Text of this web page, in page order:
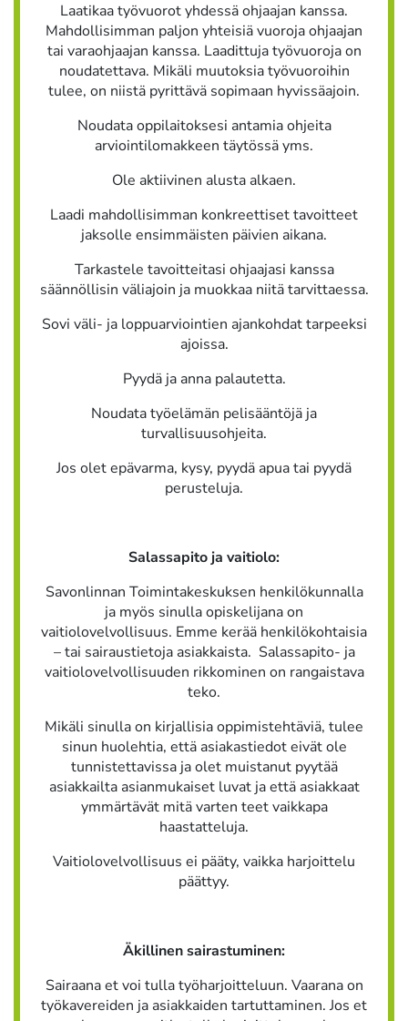
Laatikaa työvuorot yhdessä ohjaajan kanssa.
Mahdollisimman paljon yhteisiä vuoroja ohjaajan
tai varaohjaajan kanssa. Laadittuja työvuoroja on
noudatettava. Mikäli muutoksia työvuoroihin
tulee, on niistä pyrittävä sopimaan hyvissäajoin.
Noudata oppilaitoksesi antamia ohjeita
arviointilomakkeen täytössä yms.
Ole aktiivinen alusta alkaen.
Laadi mahdollisimman konkreettiset tavoitteet
jaksolle ensimmäisten päivien aikana.
Tarkastele tavoitteitasi ohjaajasi kanssa
säännöllisin väliajoin ja muokkaa niitä tarvittaessa.
Sovi väli- ja loppuarviointien ajankohdat tarpeeksi
ajoissa.
Pyydä ja anna palautetta.
Noudata työelämän pelisääntöjä ja
turvallisuusohjeita.
Jos olet epävarma, kysy, pyydä apua tai pyydä
perusteluja.
Salassapito ja vaitiolo:
Savonlinnan Toimintakeskuksen henkilökunnalla
ja myös sinulla opiskelijana on
vaitiolovelvollisuus. Emme kerää henkilökohtaisia
– tai sairaustietoja asiakkaista. Salassapito- ja
vaitiolovelvollisuuden rikkominen on rangaistava
teko.
Mikäli sinulla on kirjallisia oppimistehtäviä, tulee
sinun huolehtia, että asiakastiedot eivät ole
tunnistettavissa ja olet muistanut pyytää
asiakkailta asianmukaiset luvat ja että asiakkaat
ymmärtävät mitä varten teet vaikkapa
haastatteluja.
Vaitiolovelvollisuus ei pääty, vaikka harjoittelu
päättyy.
Äkillinen sairastuminen:
Sairaana et voi tulla työharjoitteluun. Vaarana on
työkavereiden ja asiakkaiden tartuttaminen. Jos et